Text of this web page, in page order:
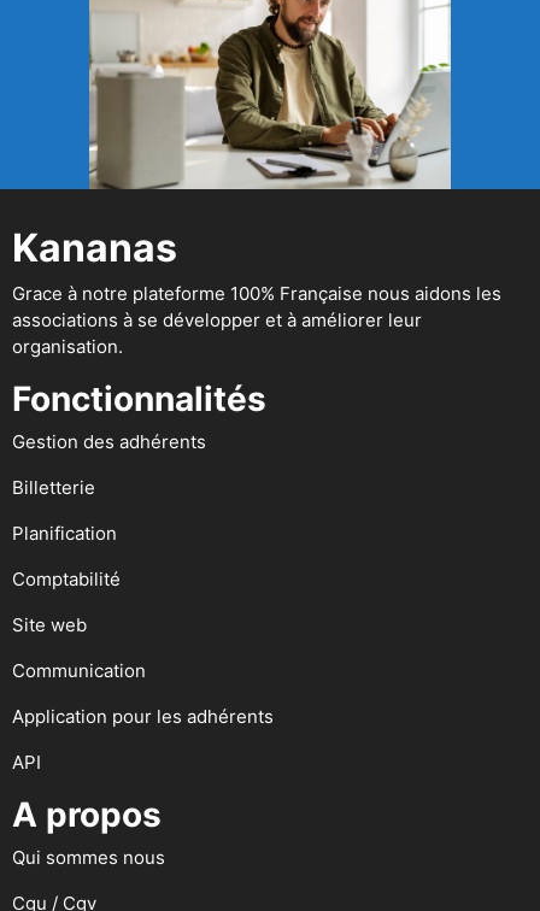
Kananas
Grace à notre plateforme 100% Française nous aidons les
associations à se développer et à améliorer leur
organisation.
Fonctionnalités
Gestion des adhérents
Billetterie
Planification
Comptabilité
Site web
Communication
Application pour les adhérents
API
A propos
Qui sommes nous
Cgu / Cgv